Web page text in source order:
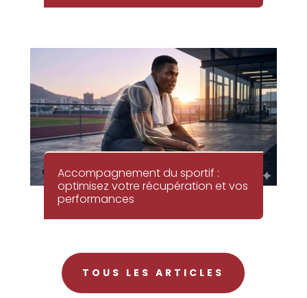
Accompagnement du sportif :
optimisez votre récupération et vos
performances
TOUS LES ARTICLES